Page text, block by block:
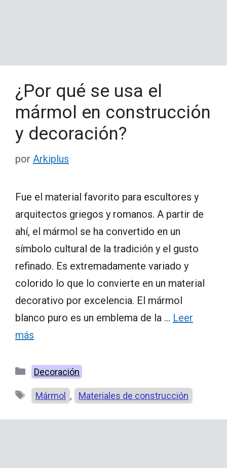
¿Por qué se usa el
mármol en construcción
y decoración?
por Arkiplus
Fue el material favorito para escultores y
arquitectos griegos y romanos. A partir de
ahí, el mármol se ha convertido en un
símbolo cultural de la tradición y el gusto
refinado. Es extremadamente variado y
colorido lo que lo convierte en un material
decorativo por excelencia. El mármol
blanco puro es un emblema de la … Leer
más
Categorías
Decoración
Etiquetas
Mármol , Materiales de construcción